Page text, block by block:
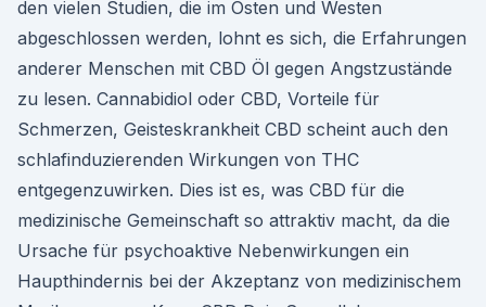
den vielen Studien, die im Osten und Westen
abgeschlossen werden, lohnt es sich, die Erfahrungen
anderer Menschen mit CBD Öl gegen Angstzustände
zu lesen. Cannabidiol oder CBD, Vorteile für
Schmerzen, Geisteskrankheit CBD scheint auch den
schlafinduzierenden Wirkungen von THC
entgegenzuwirken. Dies ist es, was CBD für die
medizinische Gemeinschaft so attraktiv macht, da die
Ursache für psychoaktive Nebenwirkungen ein
Haupthindernis bei der Akzeptanz von medizinischem